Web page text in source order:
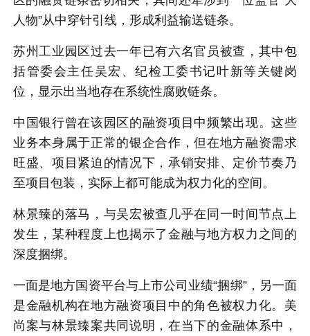
人物”从中穿针引线，形成利益输送链条。
苏州工业园区过去一年已有六名官员被查，其中包
括管委会主任吴宏、纪检工委书记叶新等关键岗
位，显示出当地存在系统性腐败链条。
中国银行曾在该园区的融资项目中频繁出现。这些
业务本身属于正常的银企合作，但在地方融资需求
旺盛、项目紧迫的情况下，承销安排、定价节奏乃
至项目包装，实际上都可能成为权力化的空间。
林景臻的落马，与吴宏被查几乎在同一时间节点上
发生，某种程度上也揭示了金融与地方权力之间的
深度捆绑。
一面是地方国资平台与上市公司业绩“捆绑”，另一面
是金融机构在地方融资项目中的角色被权力化。美
尚案与林景臻案共同说明，在当下的金融体系中，